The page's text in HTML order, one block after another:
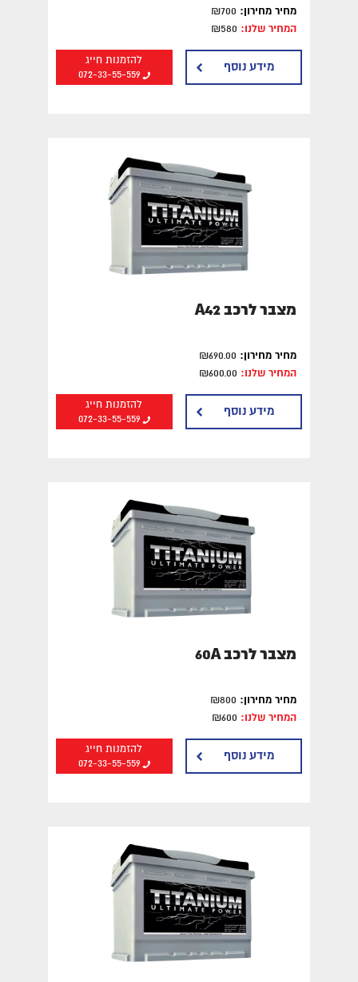
מחיר מחירון:
המחיר שלנו:
להזמנות חייג
072-33-55-559
מידע נוסף
מצבר לרכב A42
מחיר מחירון:
המחיר שלנו:
להזמנות חייג
072-33-55-559
מידע נוסף
מצבר לרכב 60A
מחיר מחירון:
המחיר שלנו:
להזמנות חייג
072-33-55-559
מידע נוסף